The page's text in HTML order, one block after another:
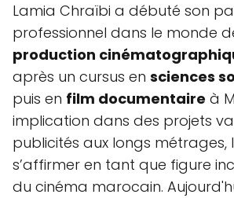
Lamia Chraïbi a débuté son
professionnel dans le monde
production
après un cursus en sciences
puis en film documentaire à
implication dans des projets
publicités aux longs métrages,
s’affirmer en tant que figure
du cinéma marocain.